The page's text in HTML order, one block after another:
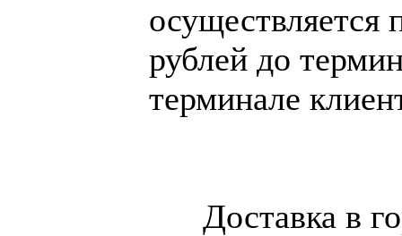
осуществляется
рублей до
терминале
Доставка в